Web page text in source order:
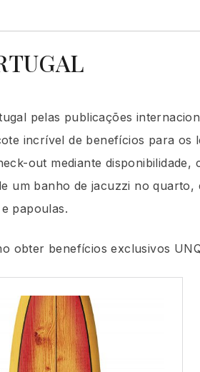
pelas publicações
incrível de benefícios para os
out mediante disponibilidade,
um banho de jacuzzi no
papoulas.
obter benefícios exclusivos